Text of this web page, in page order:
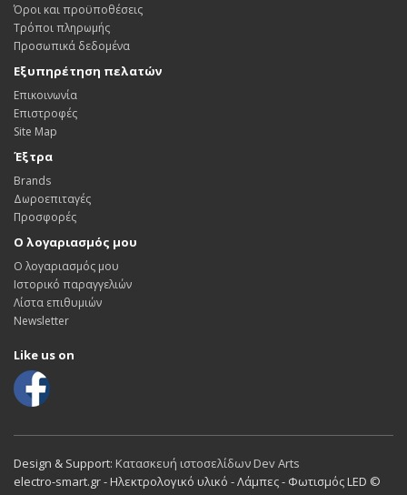
Όροι και προϋποθέσεις
Τρόποι πληρωμής
Προσωπικά δεδομένα
Εξυπηρέτηση πελατών
Επικοινωνία
Επιστροφές
Site Map
Έξτρα
Brands
Δωροεπιταγές
Προσφορές
Ο λογαριασμός μου
Ο λογαριασμός μου
Ιστορικό παραγγελιών
Λίστα επιθυμιών
Newsletter
Like us on
Design & Support: Κατασκευή ιστοσελίδων Dev Arts
electro-smart.gr - Ηλεκτρολογικό υλικό - Λάμπες - Φωτισμός LED ©